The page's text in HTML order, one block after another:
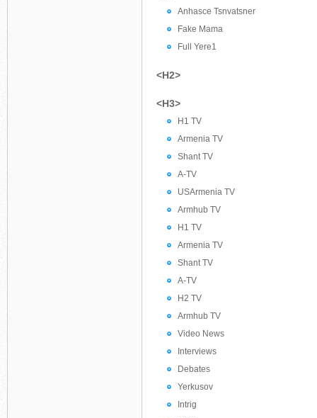
Anhasce Tsnvatsner
Fake Mama
Full Yere1
<H2>
<H3>
H1 TV
Armenia TV
Shant TV
A-TV
USArmenia TV
Armhub TV
H1 TV
Armenia TV
Shant TV
A-TV
H2 TV
Armhub TV
Video News
Interviews
Debates
Yerkusov
Intrig